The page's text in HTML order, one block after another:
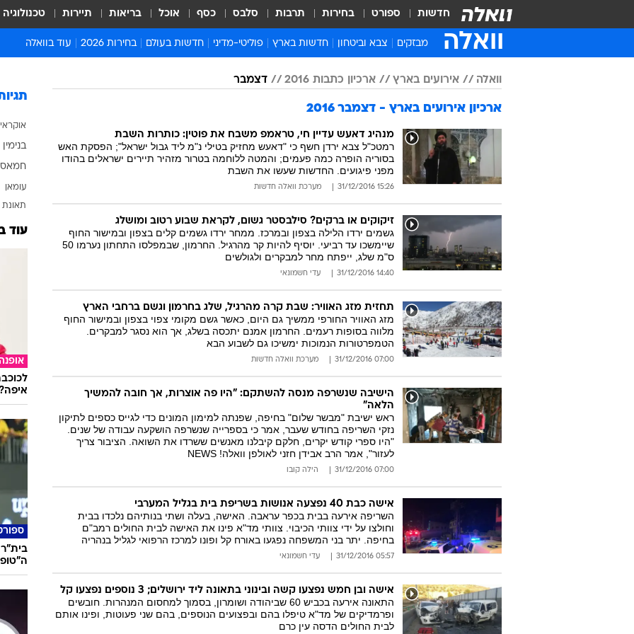
חדשות ספורט בחירות תרבות סלבס כסף אוכל בריאות תיירות טכנולוגיה
וואלה מבזקים צבא וביטחון חדשות בארץ
חדשות פלילים ומשפט
חינוך
ישראלים בחו"ל
בריאות
חברה ורווחה
פוליטי-מדיני
יחסי חוץ
חדשות בעולם
אירופה
אסיה והפסיפיק
אפריקה
בחירות 2026 עוד בוואלה
סרי ושלזינגר
מדע וסביבה
לוח חופשות וחגים
המייל האדום
וואלה אירועים בארץ ארכיון כתבות 2016 דצמבר
ארכיון אירועים בארץ - דצמבר 2016
מנהיג דאעש עדיין חי, טראמפ משבח את פוטין: כותרות השבת
רמטכ"ל צבא ירדן חשף כי "דאעש מחזיק בטילי נ"מ ליד גבול ישראל"; הפסקת האש
בסוריה הופרה כמה פעמים; והמטה ללוחמה בטרור מזהיר תיירים ישראלים בהודו
מפני פיגועים. החדשות שעשו את השבת
15:26 31/12/2016 מערכת וואלה חדשות
זיקוקים או ברקים? סילבסטר גשום, לקראת שבוע רטוב ומושלג
גשמים ירדו הלילה בצפון ובמרכז. ממחר ירדו גשמים קלים בצפון ובמישור החוף
שיימשכו עד רביעי. יוסיף להיות קר מהרגיל. החרמון, שבמפלסו התחתון נערמו 50
ס"מ שלג, ייפתח מחר למבקרים ולגולשים
14:40 31/12/2016 עדי חשמונאי
תחזית מזג האוויר: שבת קרה מהרגיל, שלג בחרמון וגשם ברחבי הארץ
מזג האוויר החורפי ממשיך גם היום, כאשר גשם מקומי צפוי בצפון ובמישור החוף
מלווה בסופות רעמים. החרמון אמנם יתכסה בשלג, אך הוא נסגר למבקרים.
הטמפרטורות הנמוכות ימשיכו גם לשבוע הבא
07:00 31/12/2016 מערכת וואלה חדשות
הישיבה שנשרפה מנסה להשתקם: "היו פה אוצרות, אך חובה להמשיך
הלאה"
ראש ישיבת "מבשר שלום" בחיפה, שפנתה למימון המונים כדי לגייס כספים לתיקון
נזקי השריפה בחודש שעבר, אמר כי בספרייה שנשרפה הושקעה עבודה של שנים.
"היו ספרי קודש יקרים, חלקם קיבלנו מאנשים ששרדו את השואה. הציבור צריך
לעזור", אמר הרב אבידן חזני לאולפן וואלה! NEWS
07:00 31/12/2016 הילה קובו
אישה כבת 40 נפצעה אנושות בשריפת בית בגליל המערבי
השריפה אירעה בבית בכפר עראבה. האישה, בעלה ושתי בנותיהם נלכדו בבית
וחולצו על ידי צוותי הכיבוי. צוותי מד"א פינו את האישה לבית החולים רמב"ם
בחיפה. יתר בני המשפחה נפגעו באורח קל ופונו למרכז הרפואי לגליל בנהריה
05:57 31/12/2016 עדי חשמונאי
אישה ובן חמש נפצעו קשה ובינוני בתאונה ליד ירושלים; 3 נוספים נפצעו קל
התאונה אירעה בכביש 60 שביהודה ושומרון, בסמוך למחסום המנהרות. חובשים
ופרמדיקים של מד"א טיפלו בהם ובפצועים הנוספים, בהם שני פעוטות, ופינו אותם
לבית החולים הדסה עין כרם
בנימין
חמאס
עומאן
תאונת
עוד
אופנה
ה"טופ-5 ליגות